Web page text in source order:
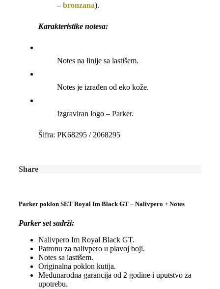
–bronzana).
Karakteristike notesa:
Notes na linije sa lastišem.
Notes je izrađen od eko kože.
Izgraviran logo – Parker.
Šifra: PK68295 / 2068295
Share
Parker poklon SET Royal Im Black GT – Nalivpero + Notes
Parker set sadrži:
Nalivpero Im Royal Black GT.
Patronu za nalivpero u plavoj boji.
Notes sa lastišem.
Originalna poklon kutija.
Međunarodna garancija od 2 godine i uputstvo za
upotrebu.